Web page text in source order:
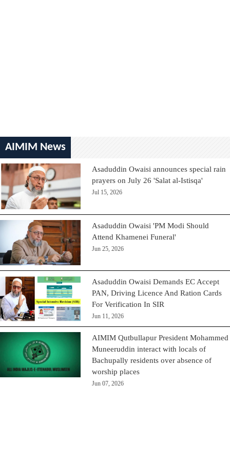
AIMIM News
Asaduddin Owaisi announces special rain
prayers on July 26 'Salat al-Istisqa'
Jul 15, 2026
Asaduddin Owaisi 'PM Modi Should
Attend Khamenei Funeral'
Jun 25, 2026
Asaduddin Owaisi Demands EC Accept
PAN, Driving Licence And Ration Cards
For Verification In SIR
Jun 11, 2026
AIMIM Qutbullapur President Mohammed
Muneeruddin interact with locals of
Bachupally residents over absence of
worship places
Jun 07, 2026